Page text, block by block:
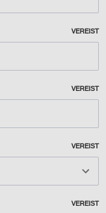
VEREIST
VEREIST
VEREIST
VEREIST